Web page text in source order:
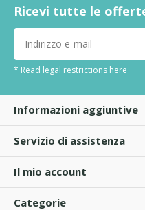
Ricevi tutte le
* Read legal restrictions here
Informazioni aggiuntive
Servizio di assistenza
Il mio account
Categorie